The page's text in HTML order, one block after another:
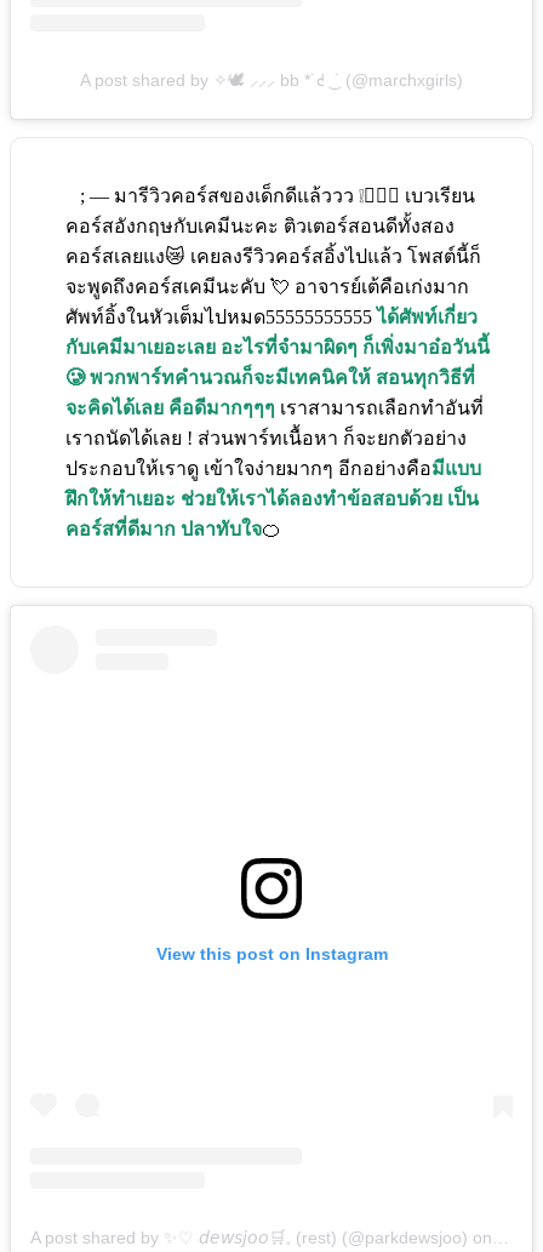
A post shared by ✧🕊️ ⸝⸝⸝ bb *˙ᘧ ͜ ˙ (@marchxgirls)
; — มารีวิวคอร์สของเด็กดีแล้ววว ❕🙆🏻‍♀️ เบวเรียน
คอร์สอังกฤษกับเคมีนะคะ ติวเตอร์สอนดีทั้งสอง
คอร์สเลยแง😿 เคยลงรีวิวคอร์สอิ้งไปแล้ว โพสต์นี้ก็
จะพูดถึงคอร์สเคมีนะคับ 💘 อาจารย์เต้คือเก่งมาก
ศัพท์อิ้งในหัวเต็มไปหมด55555555555ได้ศัพท์เกี่ยว
กับเคมีมาเยอะเลย อะไรที่จำมาผิดๆ ก็เพิ่งมาอ๋อวันนี้
🥲 พวกพาร์ทคำนวณก็จะมีเทคนิคให้ สอนทุกวิธีที่
จะคิดได้เลย คือดีมากๆๆๆ เราสามารถเลือกทำอันที่
เราถนัดได้เลย ! ส่วนพาร์ทเนื้อหา ก็จะยกตัวอย่าง
ประกอบให้เราดู เข้าใจง่ายมากๆ อีกอย่างคือมีแบบ
ฝึกให้ทำเยอะ ช่วยให้เราได้ลองทำข้อสอบด้วย เป็น
คอร์สที่ดีมาก ปลาทับใจ🍊
View this post on Instagram
A post shared by ✨♡ 𝘥𝘦𝘸𝘴𝘫𝘰𝘰🛒𓈒 (rest) (@parkdewsjoo) on